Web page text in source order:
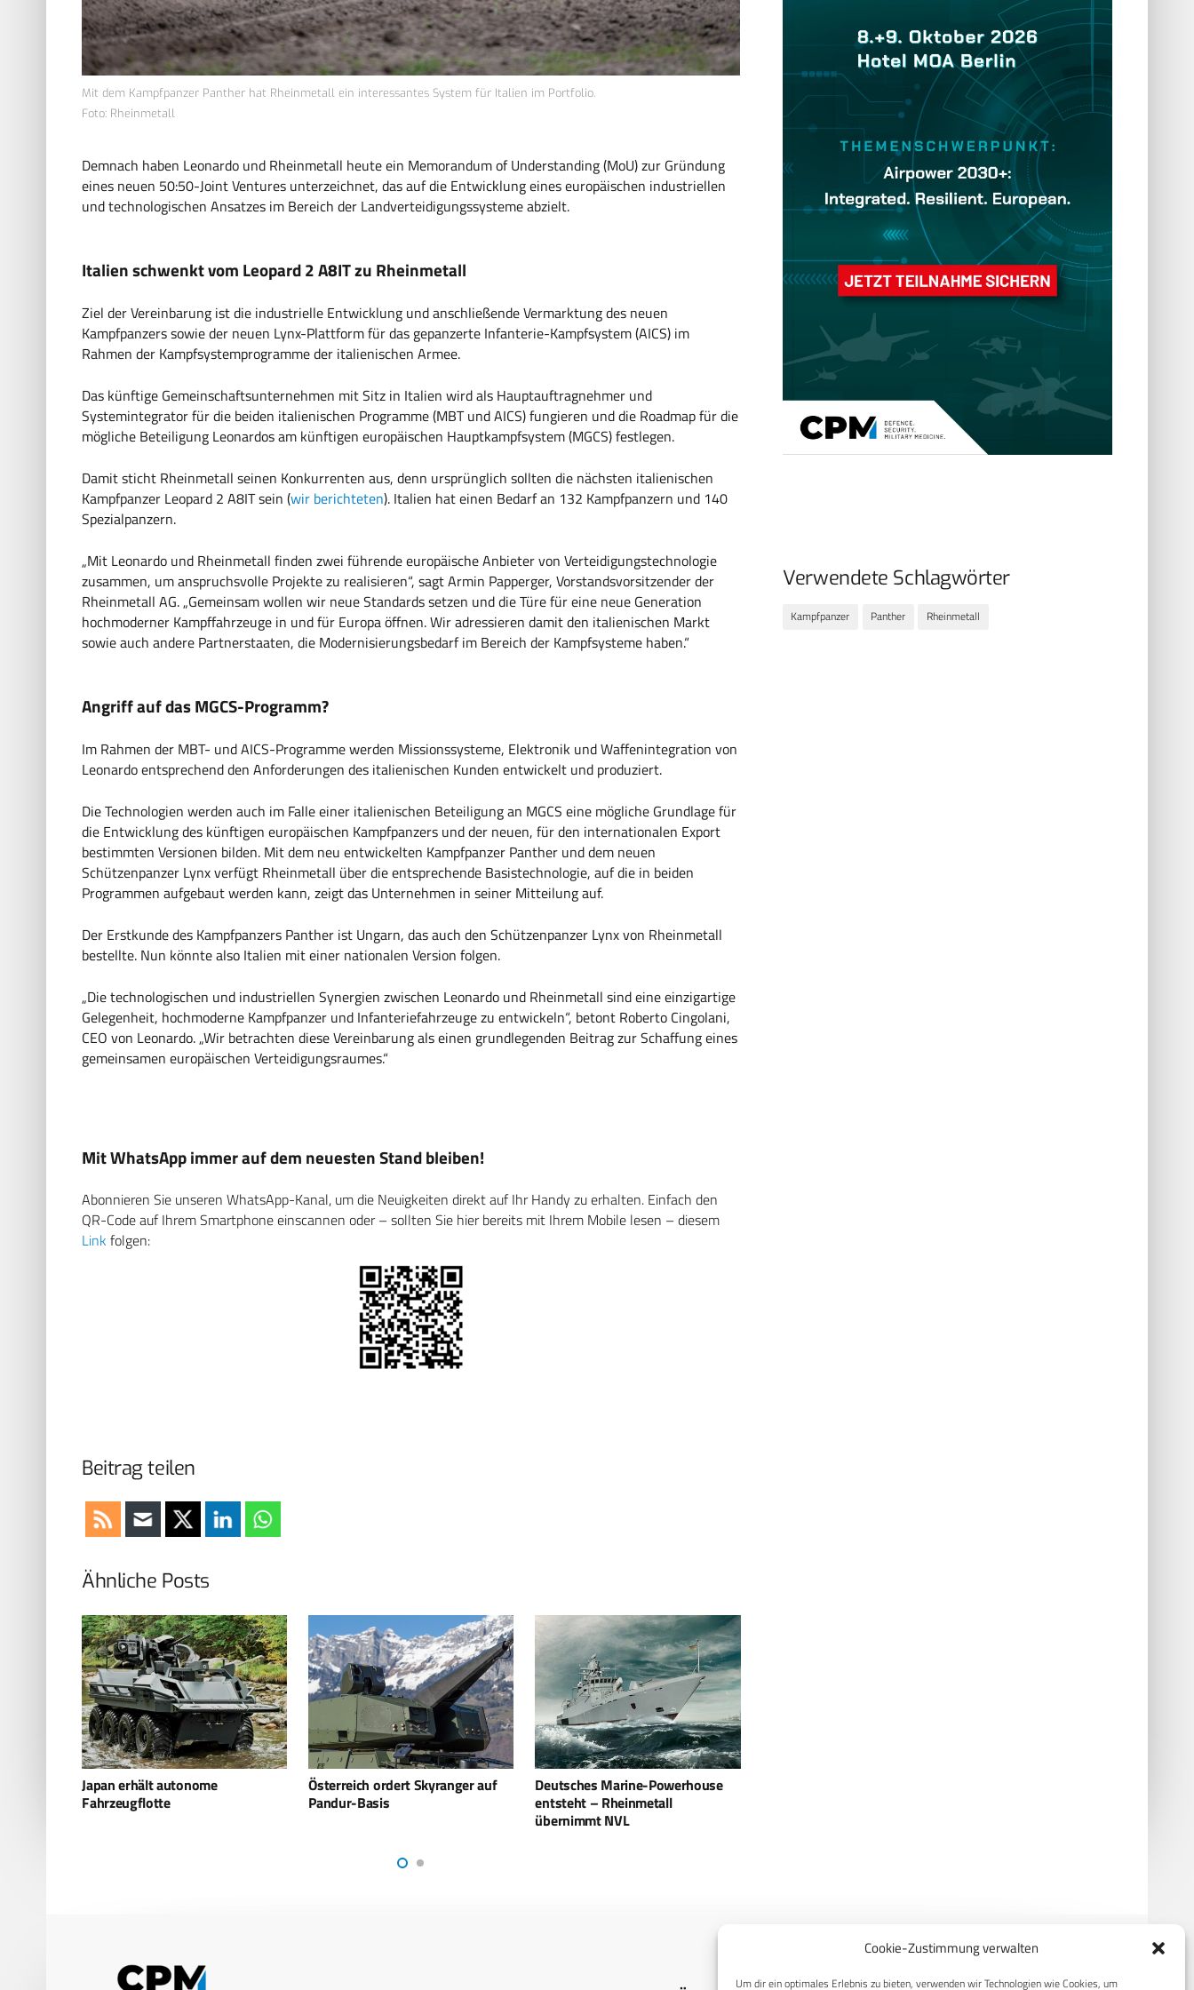
Cookie-Zustimmung verwalten
Um dir ein optimales Erlebnis zu bieten, verwenden wir Technologien wie Cookies, um
Mit dem Kampfpanzer Panther hat Rheinmetall ein interessantes System für Italien im Portfolio.
Foto: Rheinmetall
Demnach haben Leonardo und Rheinmetall heute ein Memorandum of Understanding (MoU) zur Gründung
eines neuen 50:50-Joint Ventures unterzeichnet, das auf die Entwicklung eines europäischen industriellen
und technologischen Ansatzes im Bereich der Landverteidigungssysteme abzielt.
Italien schwenkt vom Leopard 2 A8IT zu Rheinmetall
Ziel der Vereinbarung ist die industrielle Entwicklung und anschließende Vermarktung des neuen
Kampfpanzers sowie der neuen Lynx-Plattform für das gepanzerte Infanterie-Kampfsystem (AICS) im
Rahmen der Kampfsystemprogramme der italienischen Armee.
Das künftige Gemeinschaftsunternehmen mit Sitz in Italien wird als Hauptauftragnehmer und
Systemintegrator für die beiden italienischen Programme (MBT und AICS) fungieren und die Roadmap für die
mögliche Beteiligung Leonardos am künftigen europäischen Hauptkampfsystem (MGCS) festlegen.
Damit sticht Rheinmetall seinen Konkurrenten aus, denn ursprünglich sollten die nächsten italienischen
Kampfpanzer Leopard 2 A8IT sein (wir berichteten). Italien hat einen Bedarf an 132 Kampfpanzern und 140
Spezialpanzern.
„Mit Leonardo und Rheinmetall finden zwei führende europäische Anbieter von Verteidigungstechnologie
zusammen, um anspruchsvolle Projekte zu realisieren“, sagt Armin Papperger, Vorstandsvorsitzender der
Rheinmetall AG. „Gemeinsam wollen wir neue Standards setzen und die Türe für eine neue Generation
hochmoderner Kampffahrzeuge in und für Europa öffnen. Wir adressieren damit den italienischen Markt
sowie auch andere Partnerstaaten, die Modernisierungsbedarf im Bereich der Kampfsysteme haben.“
Angriff auf das MGCS-Programm?
Im Rahmen der MBT- und AICS-Programme werden Missionssysteme, Elektronik und Waffenintegration von
Leonardo entsprechend den Anforderungen des italienischen Kunden entwickelt und produziert.
Die Technologien werden auch im Falle einer italienischen Beteiligung an MGCS eine mögliche Grundlage für
die Entwicklung des künftigen europäischen Kampfpanzers und der neuen, für den internationalen Export
bestimmten Versionen bilden. Mit dem neu entwickelten Kampfpanzer Panther und dem neuen
Schützenpanzer Lynx verfügt Rheinmetall über die entsprechende Basistechnologie, auf die in beiden
Programmen aufgebaut werden kann, zeigt das Unternehmen in seiner Mitteilung auf.
Der Erstkunde des Kampfpanzers Panther ist Ungarn, das auch den Schützenpanzer Lynx von Rheinmetall
bestellte. Nun könnte also Italien mit einer nationalen Version folgen.
„Die technologischen und industriellen Synergien zwischen Leonardo und Rheinmetall sind eine einzigartige
Gelegenheit, hochmoderne Kampfpanzer und Infanteriefahrzeuge zu entwickeln“, betont Roberto Cingolani,
CEO von Leonardo. „Wir betrachten diese Vereinbarung als einen grundlegenden Beitrag zur Schaffung eines
gemeinsamen europäischen Verteidigungsraumes.“
Mit WhatsApp immer auf dem neuesten Stand bleiben!
Abonnieren Sie unseren WhatsApp-Kanal, um die Neuigkeiten direkt auf Ihr Handy zu erhalten. Einfach den
QR-Code auf Ihrem Smartphone einscannen oder – sollten Sie hier bereits mit Ihrem Mobile lesen – diesem
Link folgen:
Beitrag teilen
Verwendete Schlagwörter
Kampfpanzer Panther Rheinmetall
Ähnliche Posts
Österreich ordert Skyranger auf
Pandur-Basis
Deutsches Marine-Powerhouse
entsteht – Rheinmetall
Ukraine: Deutscher Bergepanzer 2
mit Igel-Drohnenschutz